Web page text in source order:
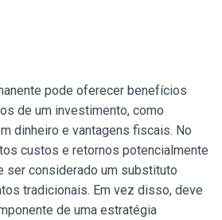
pode oferecer benefícios
de um investimento, como
dinheiro e vantagens fiscais. No
custos e retornos potencialmente
ser considerado um substituto
tradicionais. Em vez disso, deve
de uma estratégia